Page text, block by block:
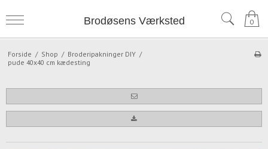
Brodøsens Værksted 0
Forside / Shop / Broderipakninger DIY /
pude 40x40 cm kædesting